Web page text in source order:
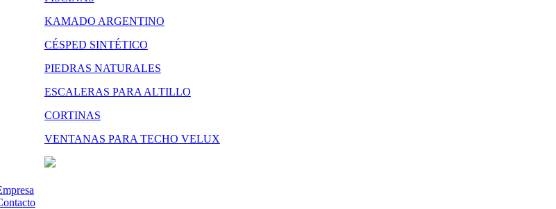
KAMADO ARGENTINO
CÉSPED SINTÉTICO
PIEDRAS NATURALES
ESCALERAS PARA ALTILLO
CORTINAS
VENTANAS PARA TECHO VELUX